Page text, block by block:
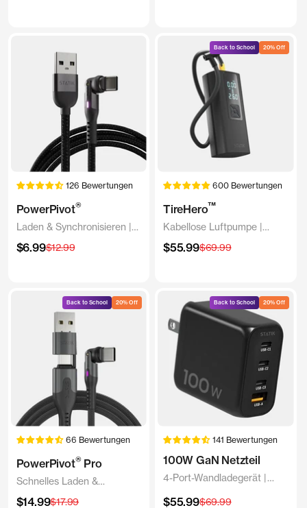
126 Bewertungen
PowerPivot®
Laden & Synchronisieren |
Drehbare Spitze
Angebotspreis
$6.99Regulärer
$12.99
Back to School 20% Off
600 Bewertungen
TireHero™
Kabellose Luftpumpe |
Tragbarer Reifenfüller
Angebotspreis
$55.99Regulärer
$69.99
Back to School 20% Off
66 Bewertungen
PowerPivot®Pro
Schnelles Laden &
Synchronisieren | Drehbare
Angebotspreis
$14.99Regulärer
$17.99
Back to School 20% Off
141 Bewertungen
100W GaN Netzteil
4-Port-Wandladegerät |
Angebotspreis
$55.99Regulärer
$69.99